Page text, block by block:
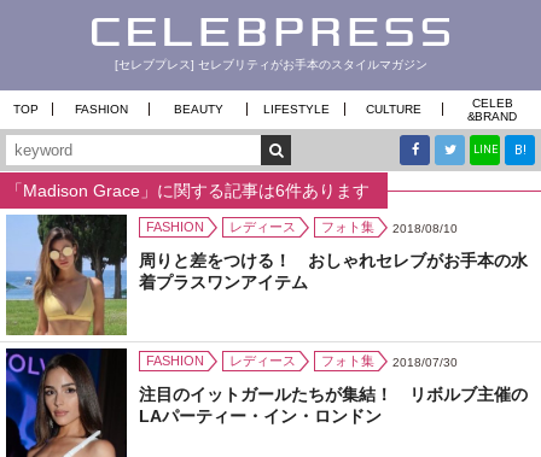
[セレブプレス] セレブリティがお手本のスタイルマガジン
TOP FASHION BEAUTY LIFESTYLE CULTURE
CELEB
&BRAND
LINE B!
「Madison Grace」に関する記事は6件あります
FASHION レディース フォト集 2018/08/10
周りと差をつける！ おしゃれセレブがお手本の水
着プラスワンアイテム
FASHION レディース フォト集 2018/07/30
注目のイットガールたちが集結！ リボルブ主催の
LAパーティー・イン・ロンドン